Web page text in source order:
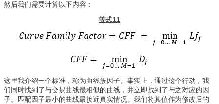
然后我们需要计算以下内容：
等式11
这里我介绍一个标准，称为曲线族因子。事实上，通过这个行动，我
们同时找到了与交易曲线最相似的曲线，并立即找到了与之对应的因
子。匹配因子最小的曲线最接近真实情况。我们将其值作为修改后的